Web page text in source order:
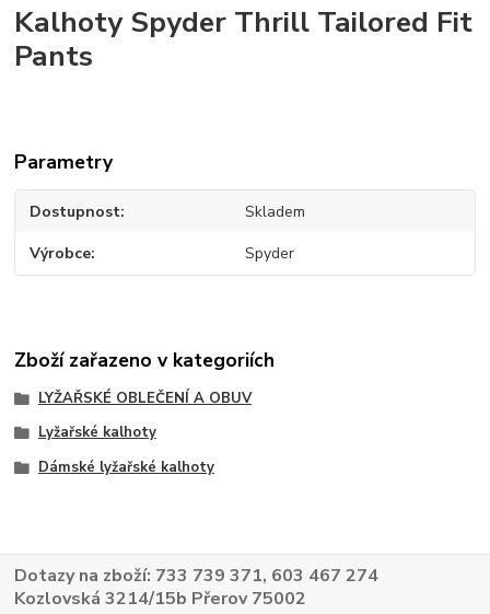
Kalhoty Spyder Thrill Tailored Fit
Pants
Parametry
Dostupnost Skladem
Výrobce Spyder
Zboží zařazeno v kategoriích
LYŽAŘSKÉ OBLEČENÍ A OBUV
Lyžařské kalhoty
Dámské lyžařské kalhoty
Dotazy na zboží: 733 739 371, 603 467 274
Kozlovská 3214/15b Přerov 75002